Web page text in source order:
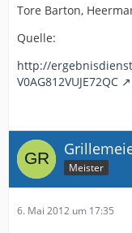
Tore Barton,
Quelle:
http://
V0AG812VUJE72QC
Meister
6. Mai 2012 um 17:35